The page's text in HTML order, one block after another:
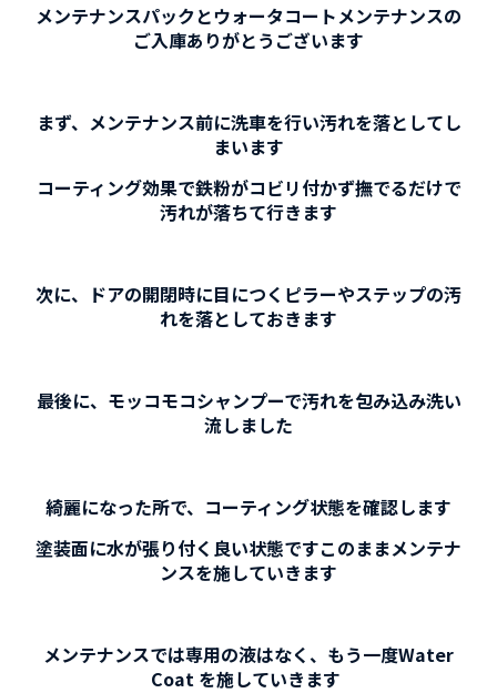
メンテナンスパックとウォータコートメンテナンスの
ご入庫ありがとうございます
まず、メンテナンス前に洗車を行い汚れを落としてし
まいます
コーティング効果で鉄粉がコビリ付かず撫でるだけで
汚れが落ちて行きます
次に、ドアの開閉時に目につくピラーやステップの汚
れを落としておきます
最後に、モッコモコシャンプーで汚れを包み込み洗い
流しました
綺麗になった所で、コーティング状態を確認します
塗装面に水が張り付く良い状態ですこのままメンテナ
ンスを施していきます
メンテナンスでは専用の液はなく、もう一度Water
Coat を施していきます